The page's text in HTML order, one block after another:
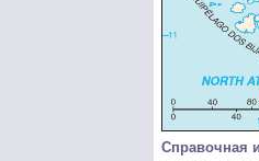
Справочная